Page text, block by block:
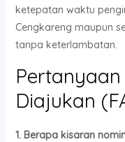
ketepatan waktu
Cengkareng maupun
tanpa keterlambatan.
Diajukan
1. Berapa kisaran